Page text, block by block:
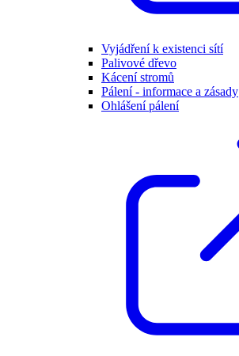
Vyjádření k existenci sítí
Palivové dřevo
Kácení stromů
Pálení - informace a zásady
Ohlášení pálení